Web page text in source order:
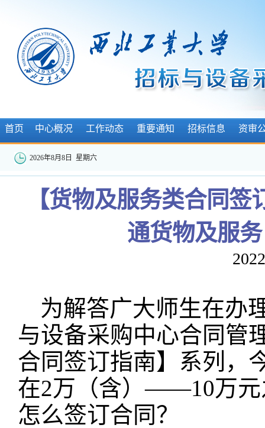
首页 中心概况 工作动态 重要通知 招标信息 资审
2026年8月8日 星期六
【货物及服务类合同
通货物及服
为解答广大师生在办
与设备采购中心合同管
合同签订指南】系列，
在2万（含）——10万元
怎么签订合同？